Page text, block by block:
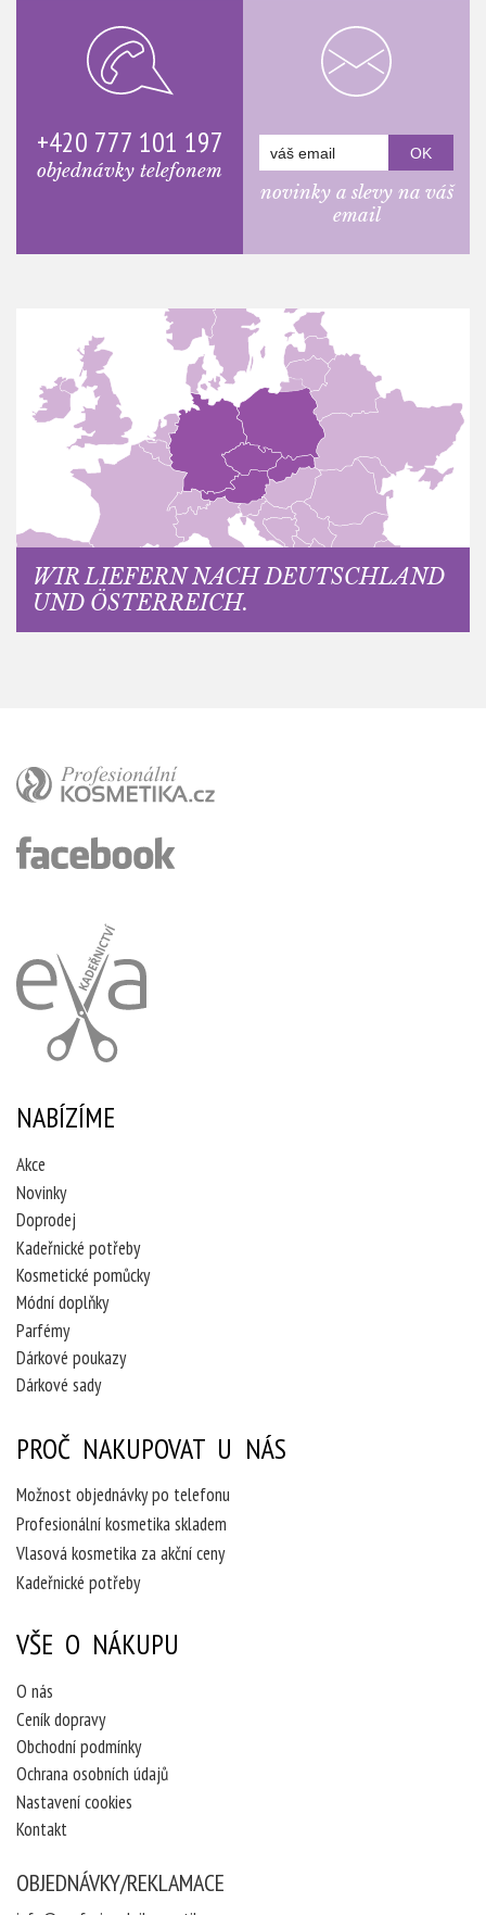
+420 777 101 197
objednávky telefonem
novinky a slevy na váš
email
WIR LIEFERN NACH DEUTSCHLAND
UND ÖSTERREICH.
NABÍZÍME
Akce
Novinky
Doprodej
Kadeřnické potřeby
Kosmetické pomůcky
Módní doplňky
Parfémy
Dárkové poukazy
Dárkové sady
PROČ NAKUPOVAT U NÁS
Možnost objednávky po telefonu
Profesionální kosmetika skladem
Vlasová kosmetika za akční ceny
Kadeřnické potřeby
VŠE O NÁKUPU
O nás
Ceník dopravy
Obchodní podmínky
Ochrana osobních údajů
Nastavení cookies
Kontakt
OBJEDNÁVKY/REKLAMACE